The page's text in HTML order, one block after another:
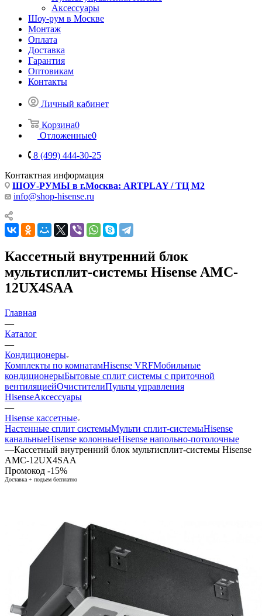
Аксессуары
Шоу-рум в Москве
Монтаж
Оплата
Доставка
Гарантия
Оптовикам
Контакты
Личный кабинет
Корзина0
Отложенные0
8 (499) 444-30-25
Контактная информация
ШОУ-РУМЫ в г.Москва: ARTPLAY / ТЦ М2
info@shop-hisense.ru
Кассетный внутренний блок
мультисплит-системы Hisense AMC-
12UX4SAA
Главная
—
Каталог
—
Кондиционеры
Комплекты по комнатамHisense VRFМобильные
кондиционерыБытовые сплит системы с приточной
вентиляциейОчистителиПульты управления
HisenseАксессуары
—
Hisense кассетные
Настенные сплит системыМульти сплит-системыHisense
канальныеHisense колонныеHisense напольно-потолочные
—Кассетный внутренний блок мультисплит-системы Hisense
AMC-12UX4SAA
Промокод -15%
Доставка + подъем бесплатно